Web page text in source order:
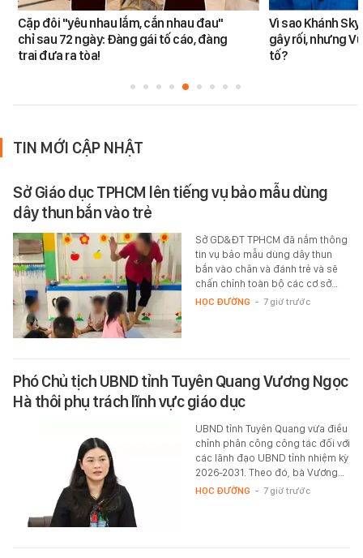
Cặp đôi "yêu nhau lắm, cắn nhau đau"
chỉ sau 72 ngày: Đàng gái tố cáo, đàng
trai đưa ra tòa!
Vì sao Khánh
gây rối, nhưng
tố?
TIN MỚI CẬP NHẬT
Sở Giáo dục TPHCM lên tiếng vụ bảo mẫu dùng
dây thun bắn vào trẻ
Sở GD&ĐT TPHCM đã nắm thông
tin vụ bảo mẫu dùng dây thun
bắn vào chân và đánh trẻ và sẽ
chấn chỉnh toàn bộ các cơ sở…
HỌC ĐƯỜNG - 7 giờ trước
Phó Chủ tịch UBND tỉnh Tuyên Quang Vương Ngọc
Hà thôi phụ trách lĩnh vực giáo dục
UBND tỉnh Tuyên Quang vừa điều
chỉnh phân công công tác đối với
các lãnh đạo UBND tỉnh nhiệm kỳ
2026-2031. Theo đó, bà Vương…
HỌC ĐƯỜNG - 7 giờ trước